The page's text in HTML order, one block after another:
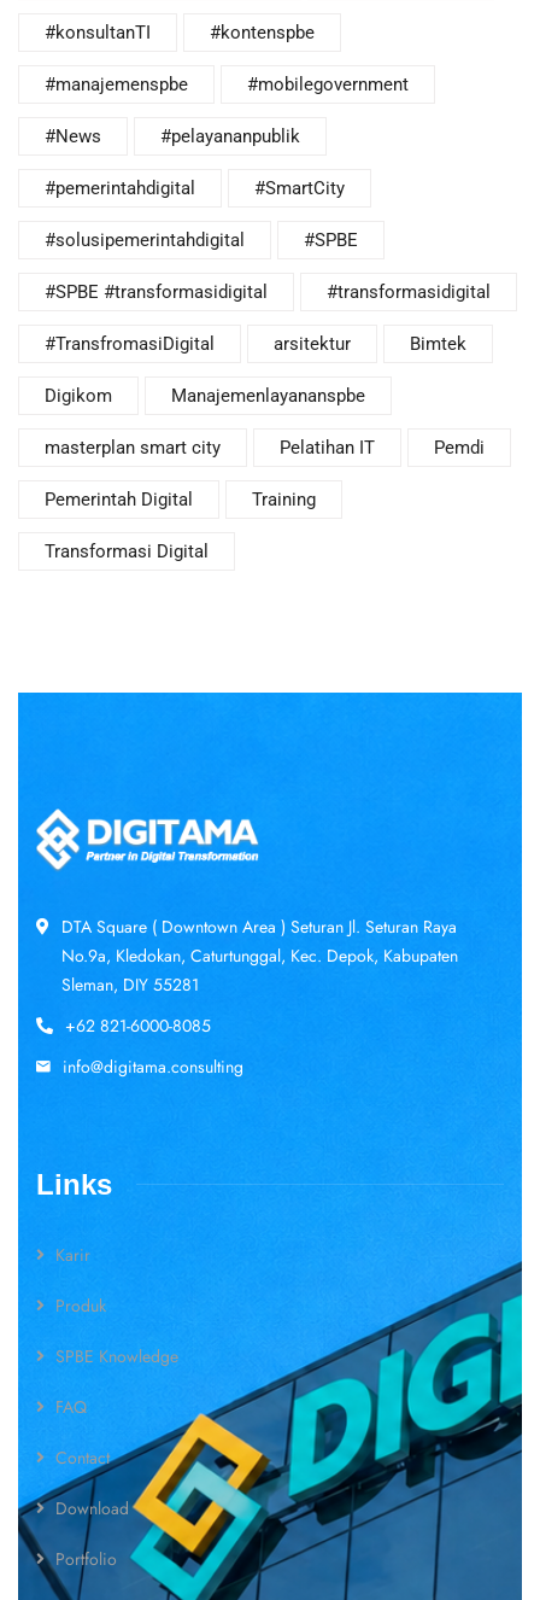
#konsultanTI #kontenspbe
#manajemenspbe #mobilegovernment
#News #pelayananpublik
#pemerintahdigital #SmartCity
#solusipemerintahdigital #SPBE
#SPBE #transformasidigital #transformasidigital
#TransfromasiDigital arsitektur Bimtek
Digikom Manajemenlayananspbe
masterplan smart city Pelatihan IT Pemdi
Pemerintah Digital Training
Transformasi Digital
DTA Square ( Downtown Area ) Seturan Jl. Seturan Raya
No.9a, Kledokan, Caturtunggal, Kec. Depok, Kabupaten
Sleman, DIY 55281
+62 821-6000-8085
info@digitama.consulting
Links
Karir
Produk
SPBE Knowledge
FAQ
Contact
Download
Portfolio